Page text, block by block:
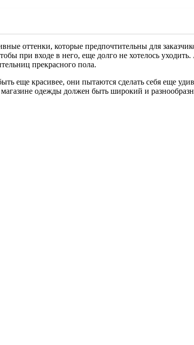
оттенки, которые предпочтительны для
при входе в него, еще долго не хотелось
прекрасного пола.
еще красивее, они пытаются сделать себя еще
одежды должен быть широкий и